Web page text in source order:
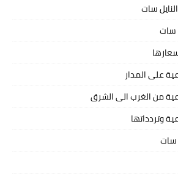
سات
سات
على المدار
من الغرب الى الشرق
وتردداتها
سات